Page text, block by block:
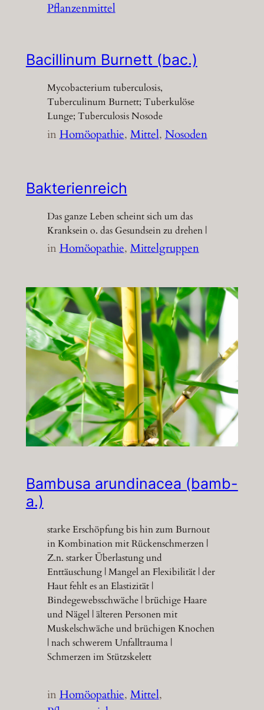
Pflanzenmittel
Bacillinum Burnett (bac.)
Mycobacterium tuberculosis,
Tuberculinum Burnett; Tuberkulöse
Lunge; Tuberculosis Nosode
inHomöopathie, Mittel, Nosoden
Bakterienreich
Das ganze Leben scheint sich um das
Kranksein o. das Gesundsein zu drehen |
inHomöopathie, Mittelgruppen
Bambusa arundinacea (bamb-
a.)
starke Erschöpfung bis hin zum Burnout
in Kombination mit Rückenschmerzen |
Z.n. starker Überlastung und
Enttäuschung | Mangel an Flexibilität | der
Haut fehlt es an Elastizität |
Bindegewebsschwäche | brüchige Haare
und Nägel | älteren Personen mit
Muskelschwäche und brüchigen Knochen
| nach schwerem Unfalltrauma |
Schmerzen im Stützskelett
inHomöopathie, Mittel